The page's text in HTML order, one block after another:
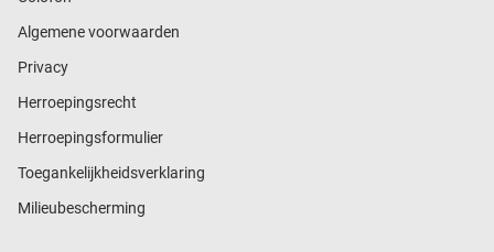
Algemene voorwaarden
Privacy
Herroepingsrecht
Herroepingsformulier
Toegankelijkheidsverklaring
Milieubescherming